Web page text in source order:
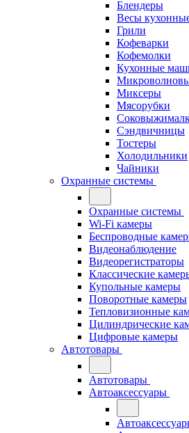
Блендеры
Весы
Грили
Кофеварки
Кофемолки
Кухонные
Миксеры
Мясорубки
Сэндвичницы
Тостеры
Холодильники
Чайники
Охранные системы
Охранные системы
Wi-Fi камеры
Беспроводные
Видеонаблюдение
Видеорегистраторы
Классические
Купольные камеры
Поворотные камеры
Тепловизионные
Цилиндрические
Цифровые камеры
Автотовары
Автотовары
Автоаксессуары